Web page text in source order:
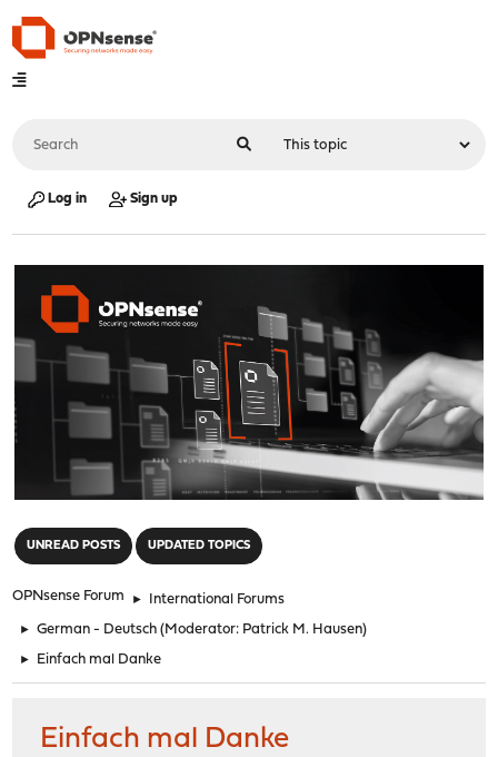
Log in Sign up
UNREAD POSTS UPDATED TOPICS
OPNsense Forum ► International Forums
► German - Deutsch (Moderator: Patrick M. Hausen)
► Einfach mal Danke
Einfach mal Danke